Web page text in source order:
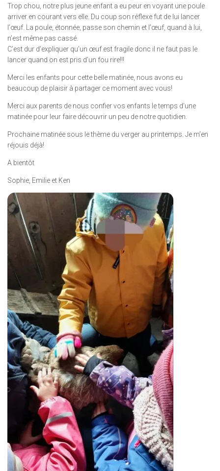
Trop chou, notre plus jeune enfant a eu peur en voyant une poule
arriver en courant vers elle. Du coup son réflexe fut de lui lancer
l’œuf. La poule, étonnée, passe son chemin et l’œuf, quand à lui,
n’est même pas cassé.
C’est dur d’expliquer qu’un œuf est fragile donc il ne faut pas le
lancer quand on est pris d’un fou rire!!!
Merci les enfants pour cette belle matinée, nous avons eu
beaucoup de plaisir à partager ce moment avec vous!
Merci aux parents de nous confier vos enfants le temps d’une
matinée pour leur faire découvrir un peu de notre quotidien.
Prochaine matinée sous le thème du verger au printemps. Je m’en
réjouis déjà!
A bientôt
Sophie, Emilie et Ken